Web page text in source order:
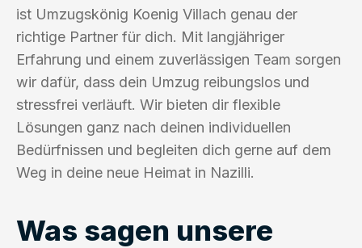
ist Umzugskönig Koenig Villach genau der
richtige Partner für dich. Mit langjähriger
Erfahrung und einem zuverlässigen Team sorgen
wir dafür, dass dein Umzug reibungslos und
stressfrei verläuft. Wir bieten dir flexible
Lösungen ganz nach deinen individuellen
Bedürfnissen und begleiten dich gerne auf dem
Weg in deine neue Heimat in Nazilli.
Was sagen unsere